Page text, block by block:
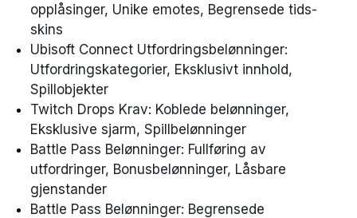
opplåsinger, Unike emotes, Begrensede tids-
skins
Ubisoft Connect Utfordringsbelønninger:
Utfordringskategorier, Eksklusivt innhold,
Spillobjekter
Twitch Drops Krav: Koblede belønninger,
Eksklusive sjarm, Spillbelønninger
Battle Pass Belønninger: Fullføring av
utfordringer, Bonusbelønninger, Låsbare
gjenstander
Battle Pass Belønninger: Begrensede